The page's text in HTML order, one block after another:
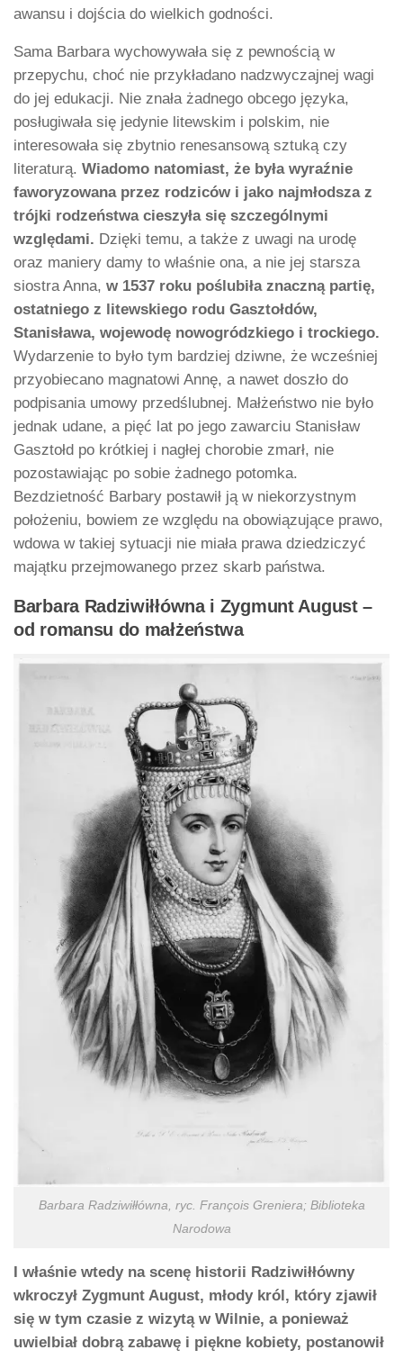
awansu i dojścia do wielkich godności.
Sama Barbara wychowywała się z pewnością w
przepychu, choć nie przykładano nadzwyczajnej wagi
do jej edukacji. Nie znała żadnego obcego języka,
posługiwała się jedynie litewskim i polskim, nie
interesowała się zbytnio renesansową sztuką czy
literaturą. Wiadomo natomiast, że była wyraźnie
faworyzowana przez rodziców i jako najmłodsza z
trójki rodzeństwa cieszyła się szczególnymi
względami. Dzięki temu, a także z uwagi na urodę
oraz maniery damy to właśnie ona, a nie jej starsza
siostra Anna, w 1537 roku poślubiła znaczną partię,
ostatniego z litewskiego rodu Gasztołdów,
Stanisława, wojewodę nowogródzkiego i trockiego.
Wydarzenie to było tym bardziej dziwne, że wcześniej
przyobiecano magnatowi Annę, a nawet doszło do
podpisania umowy przedślubnej. Małżeństwo nie było
jednak udane, a pięć lat po jego zawarciu Stanisław
Gasztołd po krótkiej i nagłej chorobie zmarł, nie
pozostawiając po sobie żadnego potomka.
Bezdzietność Barbary postawił ją w niekorzystnym
położeniu, bowiem ze względu na obowiązujące prawo,
wdowa w takiej sytuacji nie miała prawa dziedziczyć
majątku przejmowanego przez skarb państwa.
Barbara Radziwiłłówna i Zygmunt August –
od romansu do małżeństwa
Barbara Radziwiłłówna, ryc. François Greniera; Biblioteka
Narodowa
I właśnie wtedy na scenę historii Radziwiłłówny
wkroczył Zygmunt August, młody król, który zjawił
się w tym czasie z wizytą w Wilnie, a ponieważ
uwielbiał dobrą zabawę i piękne kobiety, postanowił